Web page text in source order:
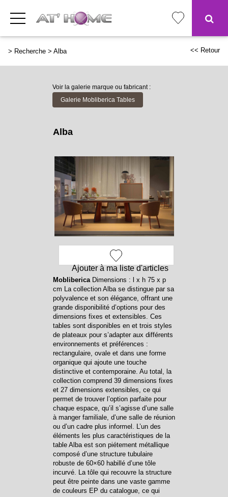
> Recherche > Alba << Retour
Voir la galerie marque ou fabricant :
Galerie Mobliberica Tables
Ajouter à ma liste d'articles
Alba
MoblibericaDimensions : l x h 75 x p
cm La collection Alba se distingue par sa
polyvalence et son élégance, offrant une
grande disponibilité d’options pour des
dimensions fixes et extensibles. Ces
tables sont disponibles en et trois styles
de plateaux pour s’adapter aux différents
environnements et préférences :
rectangulaire, ovale et dans une forme
organique qui ajoute une touche
distinctive et contemporaine. Au total, la
collection comprend 39 dimensions fixes
et 27 dimensions extensibles, ce qui
permet de trouver l’option parfaite pour
chaque espace, qu’il s’agisse d’une salle
à manger familiale, d’une salle de réunion
ou d’un cadre plus informel. L’un des
éléments les plus caractéristiques de la
table Alba est son piétement métallique
composé d’une structure tubulaire
robuste de 60×60 habillé d’une tôle
incurvé. La tôle qui recouvre la structure
peut être peinte dans une vaste gamme
de couleurs EP du catalogue, ce qui